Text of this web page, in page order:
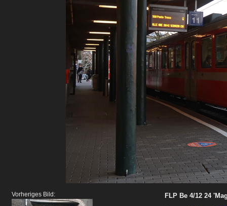
Vorheriges Bild:
FLP Be 4/12 24